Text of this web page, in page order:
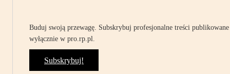
Buduj swoją przewagę. Subskrybuj profesjonalne treści publikowane
wyłącznie w pro.rp.pl.
Subskrybuj!